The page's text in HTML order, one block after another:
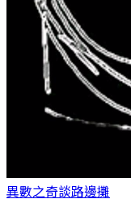
異數之奇談路邊攤